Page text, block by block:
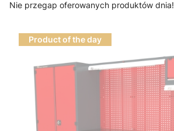
Nie przegap oferowanych produktów dnia!
Product of the day